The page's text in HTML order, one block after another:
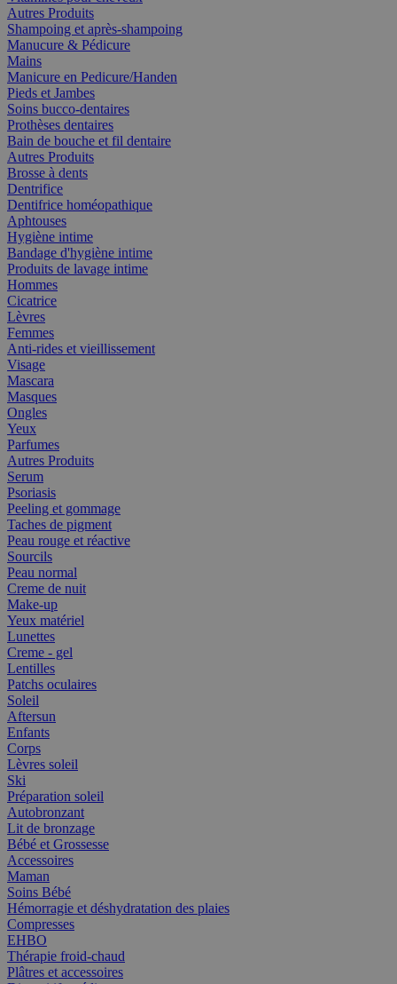
Autres Produits
Shampoing et après-shampoing
Manucure & Pédicure
Mains
Manicure en Pedicure/Handen
Pieds et Jambes
Soins bucco-dentaires
Prothèses dentaires
Bain de bouche et fil dentaire
Autres Produits
Brosse à dents
Dentrifice
Dentifrice homéopathique
Aphtouses
Hygiène intime
Bandage d'hygiène intime
Produits de lavage intime
Hommes
Cicatrice
Lèvres
Femmes
Anti-rides et vieillissement
Visage
Mascara
Masques
Ongles
Yeux
Parfumes
Autres Produits
Serum
Psoriasis
Peeling et gommage
Taches de pigment
Peau rouge et réactive
Sourcils
Peau normal
Creme de nuit
Make-up
Yeux matériel
Lunettes
Creme - gel
Lentilles
Patchs oculaires
Soleil
Aftersun
Enfants
Corps
Lèvres soleil
Ski
Préparation soleil
Autobronzant
Lit de bronzage
Bébé et Grossesse
Accessoires
Maman
Soins Bébé
Hémorragie et déshydratation des plaies
Compresses
EHBO
Thérapie froid-chaud
Plâtres et accessoires